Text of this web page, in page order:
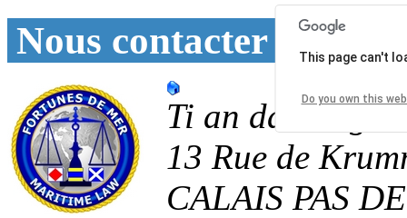
Nous contacter
Ti an
13 Rue de
CALAIS PAS
This page can't
Do you own this